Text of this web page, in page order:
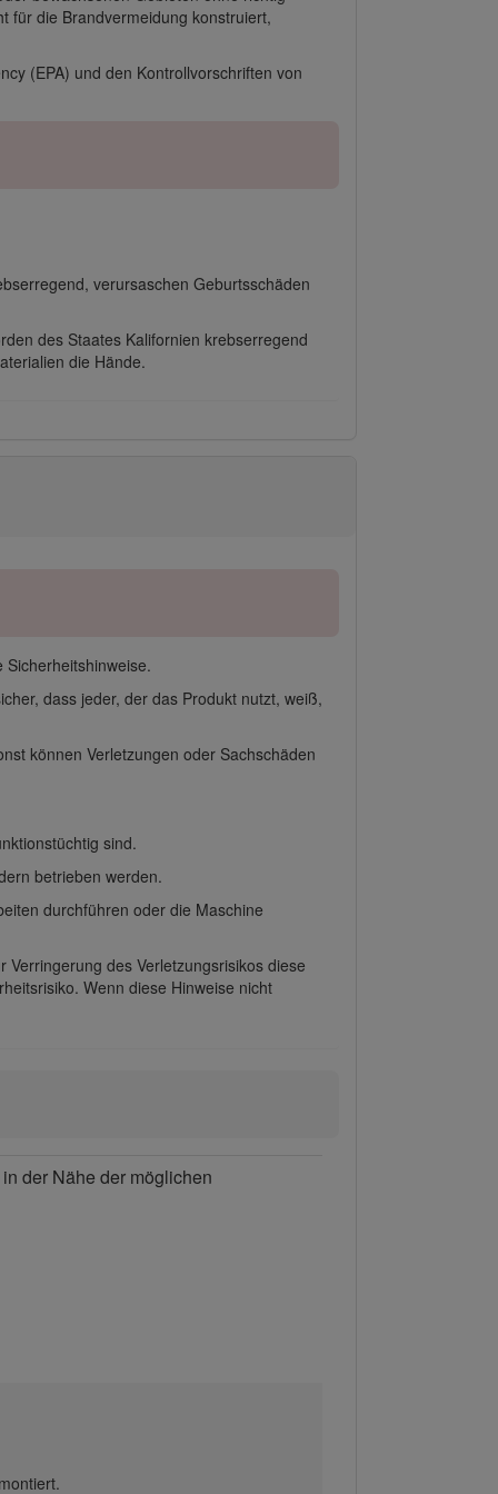
für die Brandvermeidung konstruiert,
(EPA) und den Kontrollvorschriften von
verursaschen Geburtsschäden
des Staates Kalifornien krebserregend
die Hände.
dass jeder, der das Produkt nutzt, weiß,
können Verletzungen oder Sachschäden
sind.
betrieben werden.
durchführen oder die Maschine
des Verletzungsrisikos diese
Wenn diese Hinweise nicht
der Nähe der möglichen